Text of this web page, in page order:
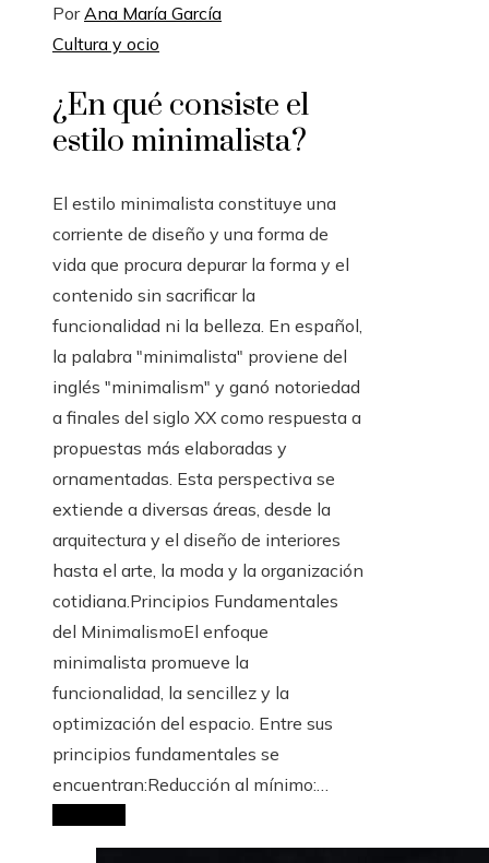
Por Ana María García
Cultura y ocio
¿En qué consiste el
estilo minimalista?
El estilo minimalista constituye una
corriente de diseño y una forma de
vida que procura depurar la forma y el
contenido sin sacrificar la
funcionalidad ni la belleza. En español,
la palabra "minimalista" proviene del
inglés "minimalism" y ganó notoriedad
a finales del siglo XX como respuesta a
propuestas más elaboradas y
ornamentadas. Esta perspectiva se
extiende a diversas áreas, desde la
arquitectura y el diseño de interiores
hasta el arte, la moda y la organización
cotidiana.Principios Fundamentales
del MinimalismoEl enfoque
minimalista promueve la
funcionalidad, la sencillez y la
optimización del espacio. Entre sus
principios fundamentales se
encuentran:Reducción al mínimo:…